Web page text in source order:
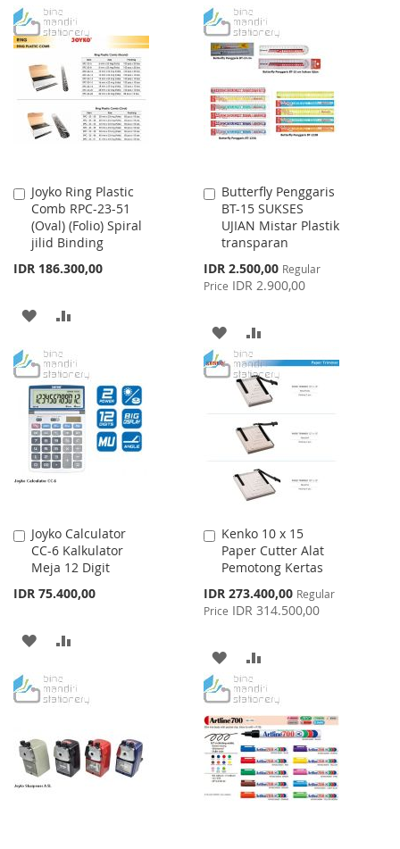
WISH
LIST
COMPARE
TO
WISH
TO
COMPARE
Joyko Ring Plastic
Comb RPC-23-51
(Oval) (Folio) Spiral
jilid Binding
IDR 186.300,00
Add
to
Cart
ADD
WISH
LIST
COMPARE
Butterfly Penggaris
BT-15 SUKSES
UJIAN Mistar Plastik
transparan
Special
Price
IDR 2.500,00 Regular
Price IDR 2.900,00
Add
to
Cart
ADD
TO
WISH
LIST
TO
COMPARE
Joyko Calculator
CC-6 Kalkulator
Meja 12 Digit
IDR 75.400,00
Add
to
Cart
ADD
WISHCOMPARE
Kenko 10 x 15
Paper Cutter Alat
Pemotong Kertas
Special
Price
IDR 273.400,00 Regular
Price IDR 314.500,00
Add
to
Cart
ADD
TO
WISH
LIST
TO
COMPARE